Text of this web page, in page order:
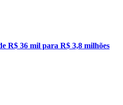
R$ 36 mil para R$ 3,8 milhões